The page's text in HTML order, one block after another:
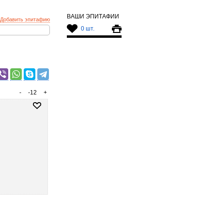
ВАШИ ЭПИТАФИИ
0 шт.
Добавить эпитафию
+
-12
-